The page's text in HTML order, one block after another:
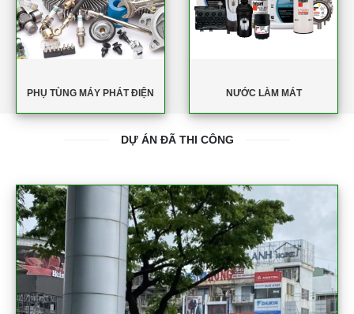
PHỤ TÙNG MÁY PHÁT ĐIỆN NƯỚC LÀM MÁT
DỰ ÁN ĐÃ THI CÔNG